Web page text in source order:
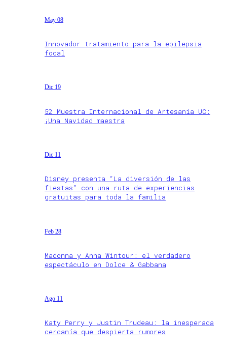
May 08
Innovador tratamiento para la epilepsia
focal
Dic 19
52 Muestra Internacional de Artesanía UC:
¡Una Navidad maestra
Dic 11
Disney presenta “La diversión de las
fiestas” con una ruta de experiencias
gratuitas para toda la familia
Feb 28
Madonna y Anna Wintour: el verdadero
espectáculo en Dolce & Gabbana
Ago 11
Katy Perry y Justin Trudeau: la inesperada
cercanía que despierta rumores